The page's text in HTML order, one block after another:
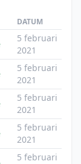
DATUM
5 februari
2021
5 februari
2021
5 februari
2021
5 februari
2021
5 februari